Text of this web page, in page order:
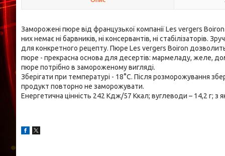
Заморожені пюре від французької компанії Les vergers
них немає ні барвників, ні консервантів, ні стабілізаторів.
для конкретного рецепту. Пюре Les vergers Boiron дозволить
пюре - прекрасна основа для десертів: мармеладу, желе,
пюре потрібно в замороженому вигляді.
Зберігати при температурі - 18°С. Після розморожування
продукт повторно не заморожувати.
Енергетична цінність 242 Кдж/57 Ккал; вуглеводи – 14,2 г; з